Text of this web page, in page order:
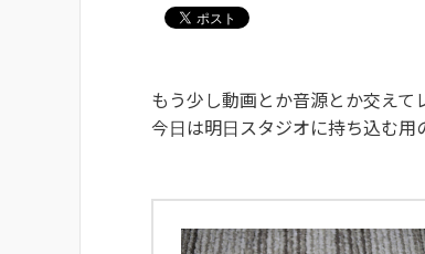
もう少し動画とか音源とか交えて
今日は明日スタジオに持ち込む用